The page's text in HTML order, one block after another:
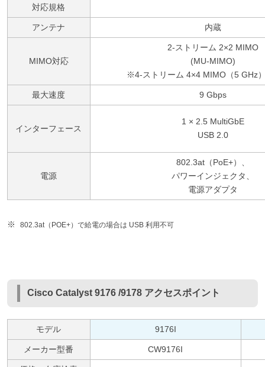
対応規格
アンテナ 内蔵
MIMO対応
2-ストリーム 2×2 MIMO
(MU-MIMO)
※4-ストリーム 4×4 MIMO（5 GHz
最大速度 9 Gbps
インターフェース
1 × 2.5 MultiGbE
USB 2.0
電源
802.3at（PoE+）、
パワーインジェクタ、
電源アダプタ
802.3at（POE+）で給電の場合は USB 利用不可
Cisco Catalyst 9176 /9178 アクセスポイント
モデル 9176I
メーカー型番 CW9176I